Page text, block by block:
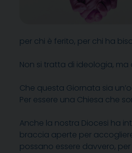
per chi è ferito, per chi ha
Non si tratta di ideologia,
Che questa Giornata sia
Per essere una Chiesa che
Anche la nostra Diocesi ha
braccia aperte per
possano essere davvero,